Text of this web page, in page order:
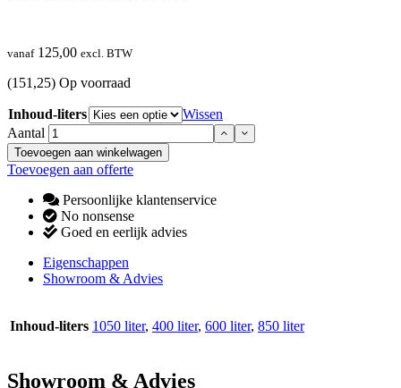
vanaf125,00 excl. BTW
(151,25) Op voorraad
Inhoud-liters
Wissen
Aantal
Toevoegen aan winkelwagen
Toevoegen aan offerte
Persoonlijke klantenservice
No nonsense
Goed en eerlijk advies
Eigenschappen
Showroom & Advies
Inhoud-liters 1050 liter, 400 liter, 600 liter, 850 liter
Showroom & Advies